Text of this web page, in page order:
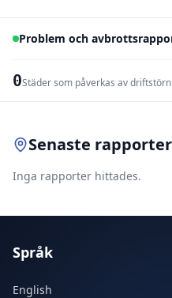
Problem och
0Städer som påverkas av
Senaste rapporter
Inga rapporter hittades.
Språk
English